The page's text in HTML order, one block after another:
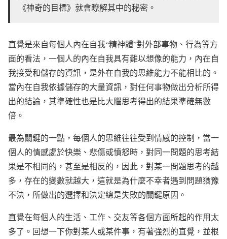
《神奇的目標》就會瞭解其中的秘密。
直覺是來自每個人內在自我“精神體”對外部事物、行為等方
面的看法，一個人的內在自我具有難以想像的能力，內在自
我接受和儲存的資訊，是外在自我的思維能力不能相比的。
當內在自我依據儲存的大量資訊，對任何事物做出分析所得
出的結論，其準確性也是比大腦思考得出的結果準確無數
倍。
最為關鍵的一點，每個人的思維往往受到情感的控制，當一
個人的情感處於快樂、悲傷或憤怒時，對同一問題的思考結
果是不相同的，甚至是相反的，因此，對某一問題思考的越
多，存在的變數就越大，這就是為什麼不幸者遇到問題猶豫
不決，所做出的選擇和決定總是失敗的關鍵原因。
直覺在每個人的生活、工作、交友等各個方面所起的作用太
多了。回想一下你對某人或某件事，有著強烈的直覺，並根